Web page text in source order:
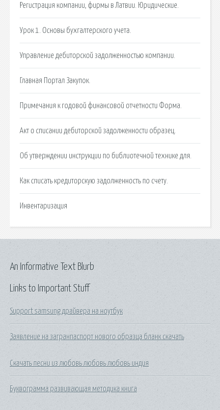
Регистрация компании, фирмы в Латвии. Юридические.
Урок 1. Основы бухгалтерского учета.
Управление дебиторской задолженностью компании.
Главная Портал Закупок.
Примечания к годовой финансовой отчетности Форма.
Акт о списании дебиторской задолженности образец.
Об утверждении инструкции по библиотечной технике для.
Как списать кредиторскую задолженность по счету.
Инвентаризация
Links to Important Stuff
Support samsung драйвера на ноутбук
Заявление на загранпаспорт нового образца бланк скачать
Скачать песни из любовь любовь любовь индия
Буквограмма развивающая методика книга
An Informative Text Blurb